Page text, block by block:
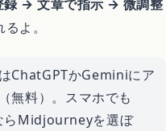
録 → 文章で指示 → 微調整
よ。
ChatGPTかGeminiにア
無料）。スマホでも
らMidjourneyを選ぼ